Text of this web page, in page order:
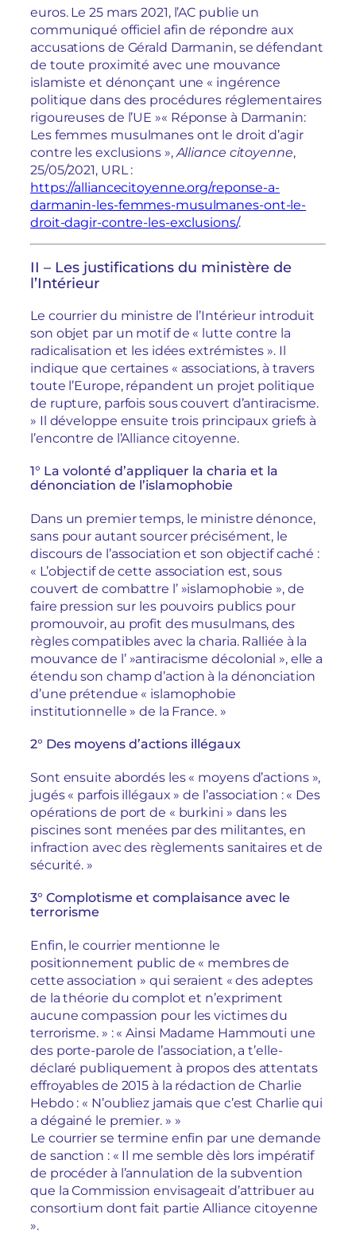
euros. Le 25 mars 2021, l’AC publie un
communiqué officiel afin de répondre aux
accusations de Gérald Darmanin, se défendant
de toute proximité avec une mouvance
islamiste et dénonçant une « ingérence
politique dans des procédures réglementaires
rigoureuses de l’UE »« Réponse à Darmanin:
Les femmes musulmanes ont le droit d’agir
contre les exclusions », Alliance citoyenne,
25/05/2021, URL :
https://alliancecitoyenne.org/reponse-a-
darmanin-les-femmes-musulmanes-ont-le-
droit-dagir-contre-les-exclusions/.
II – Les justifications du ministère de
l’Intérieur
Le courrier du ministre de l’Intérieur introduit
son objet par un motif de « lutte contre la
radicalisation et les idées extrémistes ». Il
indique que certaines « associations, à travers
toute l’Europe, répandent un projet politique
de rupture, parfois sous couvert d’antiracisme.
» Il développe ensuite trois principaux griefs à
l’encontre de l’Alliance citoyenne.
1° La volonté d’appliquer la charia et la
dénonciation de l’islamophobie
Dans un premier temps, le ministre dénonce,
sans pour autant sourcer précisément, le
discours de l’association et son objectif caché :
« L’objectif de cette association est, sous
couvert de combattre l’ »islamophobie », de
faire pression sur les pouvoirs publics pour
promouvoir, au profit des musulmans, des
règles compatibles avec la charia. Ralliée à la
mouvance de l’ »antiracisme décolonial », elle a
étendu son champ d’action à la dénonciation
d’une prétendue « islamophobie
institutionnelle » de la France. »
2° Des moyens d’actions illégaux
Sont ensuite abordés les « moyens d’actions »,
jugés « parfois illégaux » de l’association : « Des
opérations de port de « burkini » dans les
piscines sont menées par des militantes, en
infraction avec des règlements sanitaires et de
sécurité. »
3° Complotisme et complaisance avec le
terrorisme
Enfin, le courrier mentionne le
positionnement public de « membres de
cette association » qui seraient « des adeptes
de la théorie du complot et n’expriment
aucune compassion pour les victimes du
terrorisme. » : « Ainsi Madame Hammouti une
des porte-parole de l’association, a t’elle-
déclaré publiquement à propos des attentats
effroyables de 2015 à la rédaction de Charlie
Hebdo : « N’oubliez jamais que c’est Charlie qui
a dégainé le premier. » »
Le courrier se termine enfin par une demande
de sanction : « Il me semble dès lors impératif
de procéder à l’annulation de la subvention
que la Commission envisageait d’attribuer au
consortium dont fait partie Alliance citoyenne
».